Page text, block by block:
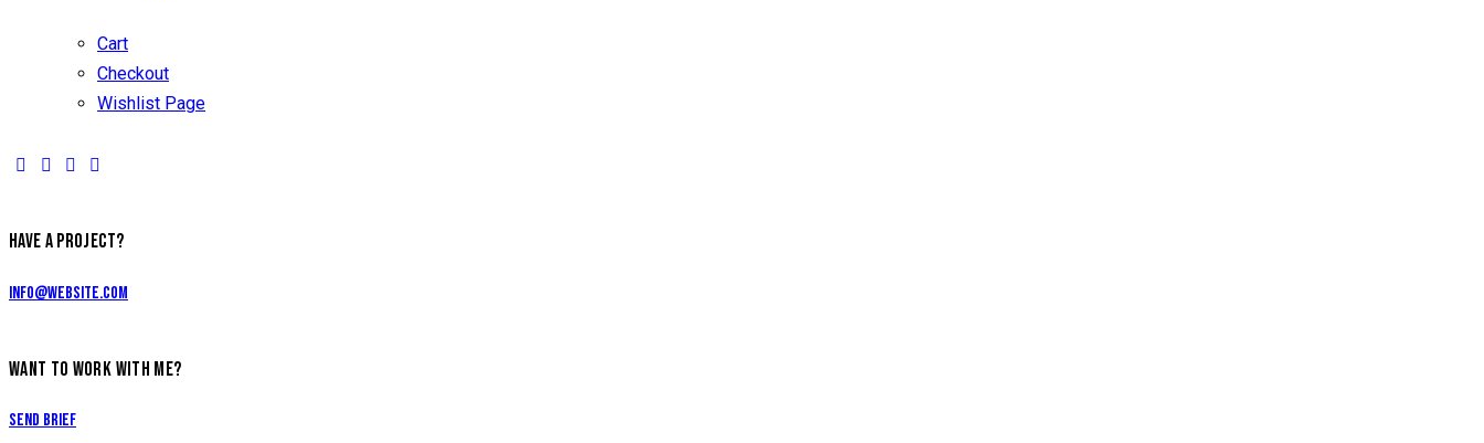
Cart
Checkout
Wishlist Page
HAVE A PROJECT?
info@website.com
WANT TO WORK WITH ME?
Send Brief